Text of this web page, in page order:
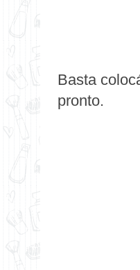
Basta
pronto.